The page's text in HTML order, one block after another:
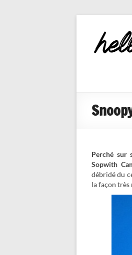
Blog LEGO,
Perché sur
Sopwith
débridé du
la façon très